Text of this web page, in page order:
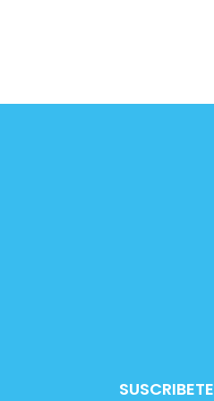
SUSCRIBETE